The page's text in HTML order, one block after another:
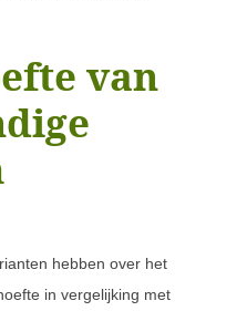
van
hebben over het
in vergelijking met